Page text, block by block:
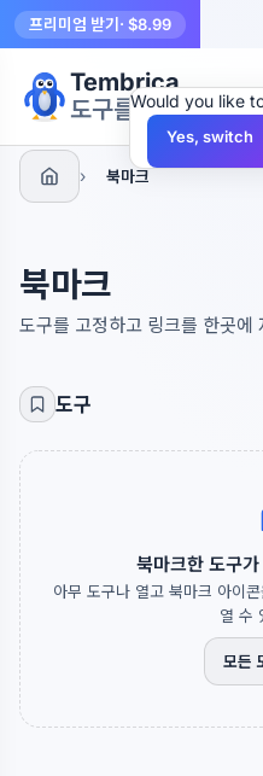
프리미엄 받기· $8.99
Tembrica
도구를 만듭니다
› 북마크
북마크
도구를 고정하고 링크를 한곳에
도구
북마크한 도구
아무 도구나 열고 북마크 아이
열 수
모든
Would you like
Yes, switch